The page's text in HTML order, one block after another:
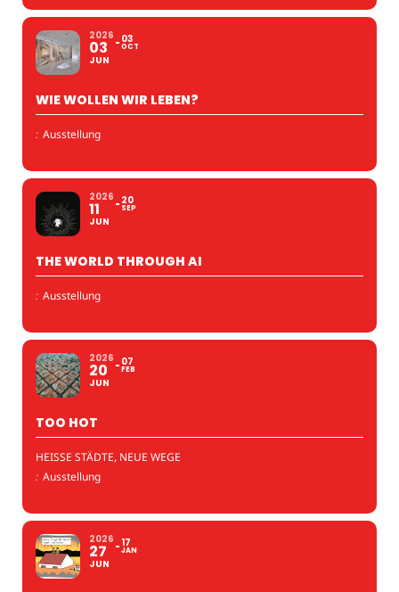
2026
03
JUN
03
OCT
WIE WOLLEN WIR LEBEN?
: Ausstellung
2026
11
JUN
20
SEP
THE WORLD THROUGH AI
: Ausstellung
2026
20
JUN
07
FEB
TOO HOT
HEISSE STÄDTE, NEUE WEGE
: Ausstellung
2026
27
JUN
17
JAN